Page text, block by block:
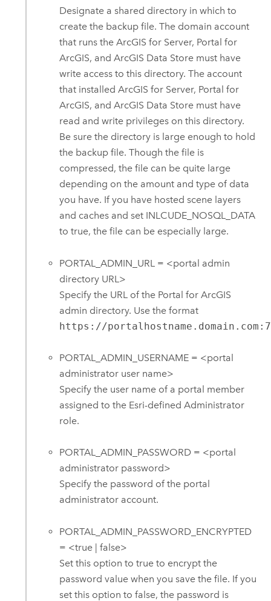
Designate a shared directory in which to
create the backup file.The domain account
that runs theArcGIS for Server, Portal for
ArcGIS, andArcGIS Data Store must have
write access to this directory.The account
that installedArcGIS for Server, Portal for
ArcGIS, andArcGIS Data Store must have
read and write privileges on this directory.
Be sure the directory is large enough to hold
the backup file. Though the file is
compressed, the file can be quite large
depending on the amount and type of data
you have. If you have hosted scene layers
and caches and set INLCUDE_NOSQL_DATA
to true, the file can be especially large.
PORTAL_ADMIN_URL = <portal admin
directory URL>
Specify the URL of the Portal for ArcGIS
admin directory. Use the format
https://
PORTAL_ADMIN_USERNAME = <portal
administrator user name>
Specify the user name of a portal member
assigned to the Esri-defined Administrator
role.
PORTAL_ADMIN_PASSWORD = <portal
administrator password>
Specify the password of the portal
administrator account.
PORTAL_ADMIN_PASSWORD_ENCRYPTED
= <true | false>
Set this option to true to encrypt the
password value when you save the file. If you
set this option to false, the password is